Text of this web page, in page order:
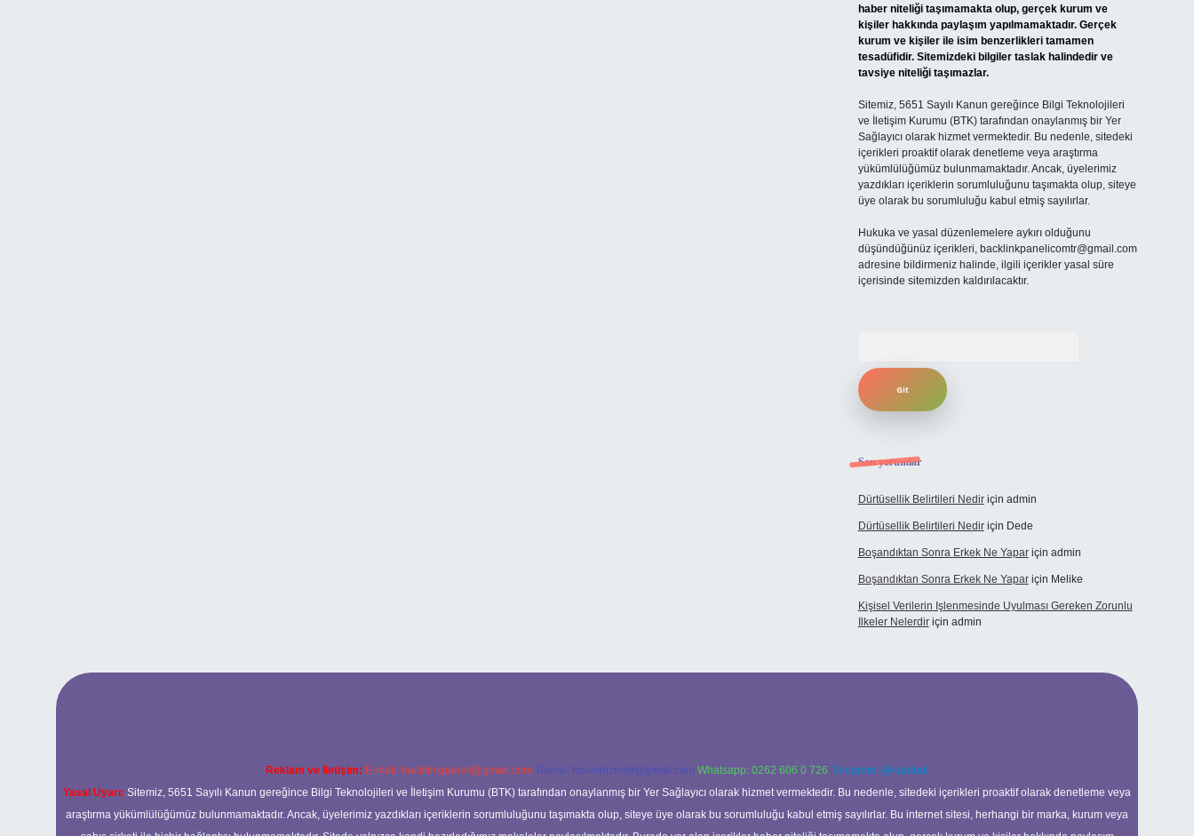
haber niteliği taşımamakta olup, gerçek kurum ve
kişiler hakkında paylaşım yapılmamaktadır. Gerçek
kurum ve kişiler ile isim benzerlikleri tamamen
tesadüfidir. Sitemizdeki bilgiler taslak halindedir ve
tavsiye niteliği taşımazlar.
Sitemiz, 5651 Sayılı Kanun gereğince Bilgi Teknolojileri
ve İletişim Kurumu (BTK) tarafından onaylanmış bir Yer
Sağlayıcı olarak hizmet vermektedir. Bu nedenle, sitedeki
içerikleri proaktif olarak denetleme veya araştırma
yükümlülüğümüz bulunmamaktadır. Ancak, üyelerimiz
yazdıkları içeriklerin sorumluluğunu taşımakta olup, siteye
üye olarak bu sorumluluğu kabul etmiş sayılırlar.
Hukuka ve yasal düzenlemelere aykırı olduğunu
düşündüğünüz içerikleri, backlinkpanelicomtr@gmail.com
adresine bildirmeniz halinde, ilgili içerikler yasal süre
içerisinde sitemizden kaldırılacaktır.
Son yorumlar
Dürtüsellik Belirtileri Nediriçin admin
Dürtüsellik Belirtileri Nediriçin Dede
Boşandıktan Sonra Erkek Ne Yapariçin admin
Boşandıktan Sonra Erkek Ne Yapariçin Melike
Kişisel Verilerin Işlenmesinde Uyulması Gereken Zorunlu
Ilkeler Nelerdiriçin admin
Reklam ve İletişim: E-mail: backlinkpaneli@gmail.com Teams: forumhizmeti@gmail.com Whatsapp: 0262 606 0 726 Telegram: @karabul
Yasal Uyarı: Sitemiz, 5651 Sayılı Kanun gereğince Bilgi Teknolojileri ve İletişim Kurumu (BTK) tarafından onaylanmış bir Yer Sağlayıcı olarak hizmet vermektedir. Bu nedenle, sitedeki içerikleri proaktif olarak denetleme veya
araştırma yükümlülüğümüz bulunmamaktadır. Ancak, üyelerimiz yazdıkları içeriklerin sorumluluğunu taşımakta olup, siteye üye olarak bu sorumluluğu kabul etmiş sayılırlar. Bu internet sitesi, herhangi bir marka, kurum veya